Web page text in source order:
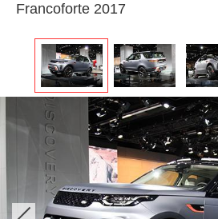
Francoforte 2017